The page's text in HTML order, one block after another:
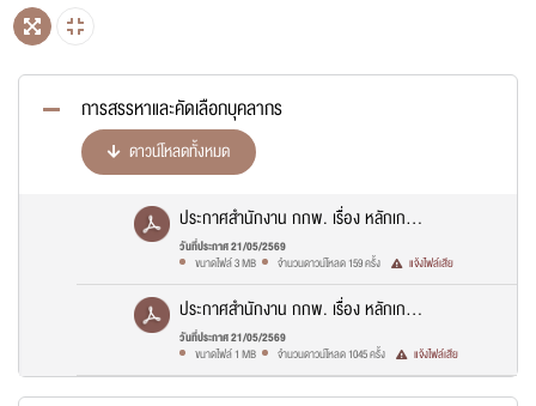
ระบบโครงข่ายพลังงาน
ศูนย์ข้อมูลข่าวสารของสำนักงาน กกพ.
รับฟังความคิดเห็น
การสรรหาและคัดเลือกบุคลากร
ดาวน์โหลดทั้งหมด
ประกาศสำนักงาน กกพ. เรื่อง หลักเกณฑ์
และวิธีการคัดเลือกบุคคลเพื่อบรรจุเป็น
พนักงานของสำนักงาน กกพ. พ.ศ.
2567.pdf
วันที่ประกาศ 21/05/2569
ขนาดไฟล์ 3 MB
จำนวนดาวน์โหลด 159 ครั้ง แจ้งไฟล์เสีย
ประกาศสำนักงาน กกพ. เรื่อง หลักเกณฑ์
และวิธีการคัดเลือกบุคคลเพื่อบรรจุเป็น
พนักงานสำนักงาน กกพ. พ.ศ.
2566.pdf
วันที่ประกาศ 21/05/2569
ขนาดไฟล์ 1 MB
จำนวนดาวน์โหลด 1045 ครั้ง แจ้งไฟล์เสีย